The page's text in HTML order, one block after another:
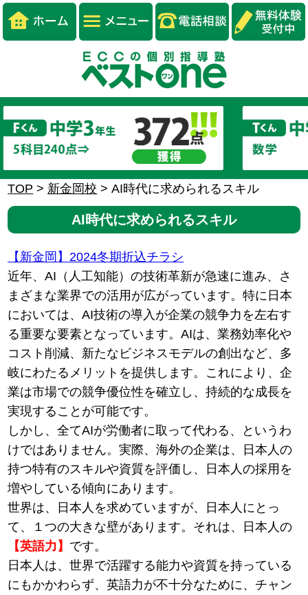
TOP > 新金岡校 >AI時代に求められるスキル
AI時代に求められるスキル
【新金岡】2024冬期折込チラシ
近年、AI（人工知能）の技術革新が急速に進み、さ
まざまな業界での活用が広がっています。特に日本
においては、AI技術の導入が企業の競争力を左右す
る重要な要素となっています。AIは、業務効率化や
コスト削減、新たなビジネスモデルの創出など、多
岐にわたるメリットを提供します。これにより、企
業は市場での競争優位性を確立し、持続的な成長を
実現することが可能です。
しかし、全てAIが労働者に取って代わる、というわ
けではありません。実際、海外の企業は、日本人の
持つ特有のスキルや資質を評価し、日本人の採用を
増やしている傾向にあります。
世界は、日本人を求めていますが、日本人にとっ
て、１つの大きな壁があります。それは、日本人の
【英語力】 です。
日本人は、世界で活躍する能力や資質を持っている
にもかかわらず、英語力が不十分なために、チャン